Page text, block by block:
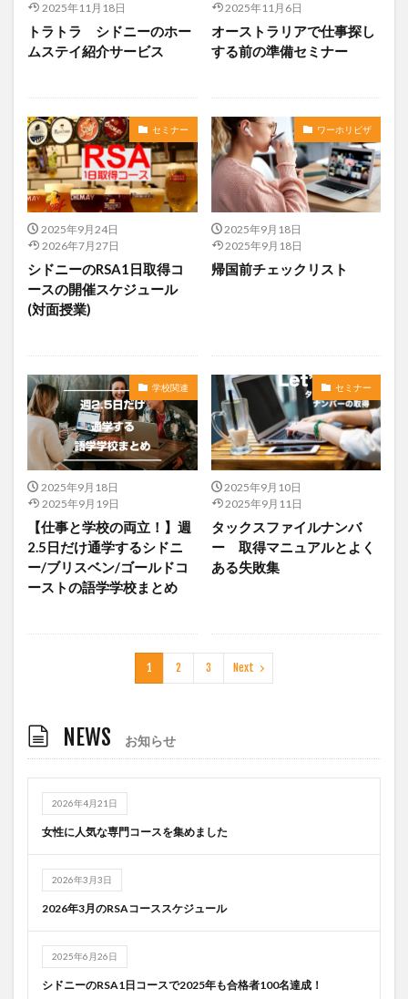
2025年11月18日
トラトラ シドニーのホー
ムステイ紹介サービス
2025年11月6日
オーストラリアで仕事探し
する前の準備セミナー
セミナー
2025年9月24日
2026年7月27日
シドニーのRSA1日取得コ
ースの開催スケジュール
(対面授業)
ワーホリビザ
2025年9月18日
2025年9月18日
帰国前チェックリスト
学校関連
2025年9月18日
2025年9月19日
【仕事と学校の両立！】週
2.5日だけ通学するシドニ
ー/ブリスベン/ゴールドコ
ーストの語学学校まとめ
セミナー
2025年9月10日
2025年9月11日
タックスファイルナンバ
ー 取得マニュアルとよく
ある失敗集
1 2 3 Next
NEWS お知らせ
2026年4月21日
女性に人気な専門コースを集めました
2026年3月3日
2026年3月のRSAコーススケジュール
2025年6月26日
シドニーのRSA1日コースで2025年も合格者100名達成！